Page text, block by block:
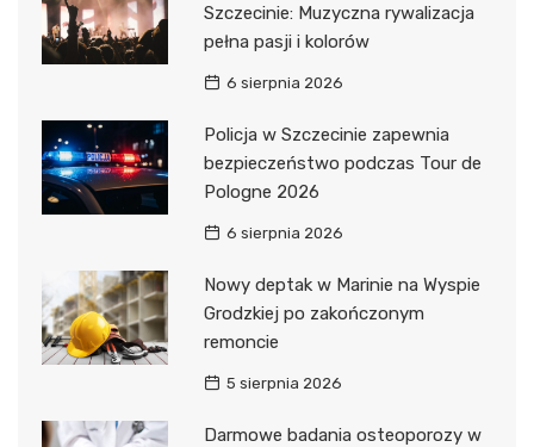
Szczecinie: Muzyczna rywalizacja
pełna pasji i kolorów
6 sierpnia 2026
Policja w Szczecinie zapewnia
bezpieczeństwo podczas Tour de
Pologne 2026
6 sierpnia 2026
Nowy deptak w Marinie na Wyspie
Grodzkiej po zakończonym
remoncie
5 sierpnia 2026
Darmowe badania osteoporozy w